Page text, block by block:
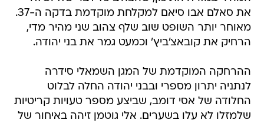
את סאלם אבו סיאם למקלחת מוקדמת בדקה ה-37.
מאוחר יותר השופט שוב שלף צהוב שני מהיר מדי,
הרחיק את קובאצ'ביץ' וכמעט גמר את בני יהודה.
ההרחקה המוקדמת של המגן השמאלי סידרה
לנתניה יתרון מספרי ובבני יהודה החלה לבלוט
החלודה של אסי דומב, שביצע מספר טעויות קריטיות
שלמזלו לא עלו בשערים. אלי גוטמן זיהה באיחור של